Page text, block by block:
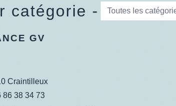
catégorie - Toutes les
GV
Craintilleux
86 38 34 73